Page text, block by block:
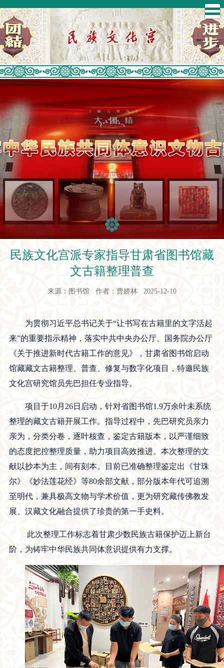
民族文化宫派专家指导甘肃省图书馆藏
文古籍整理普查
来源：图书馆 作者：曹娇林 2025-12-10
为贯彻习近平总书记关于“让书写在古籍里的文字活起
来”的重要指示精神，落实中共中央办公厅、国务院办公厅
《关于推进新时代古籍工作的意见》，甘肃省图书馆启动
馆藏藏文古籍整理、普查、修复与数字化项目，特邀民族
文化宫研究馆员先巴担任专业指导。
项目于10月26日启动，针对省图书馆1.9万余叶未系统
整理的藏文古籍开展工作。指导过程中，先巴研究员亲力
亲为，分类分卷，逐叶核查，鉴定古籍版本，以严谨细致
的态度把控整理质量，助力项目高效推进。本次整理的文
献以抄本为主，间有刻本。目前已准确整理鉴定出《甘珠
尔》《妙法莲花经》等80余部文献，部分版本年代可追溯
至明代，兼具极高文物与学术价值，更为研究藏传佛教发
展、汉藏文化融合提供了珍贵的第一手史料。
此次整理工作标志着甘肃少数民族古籍保护迈上新台
阶，为铸牢中华民族共同体意识提供有力支撑。